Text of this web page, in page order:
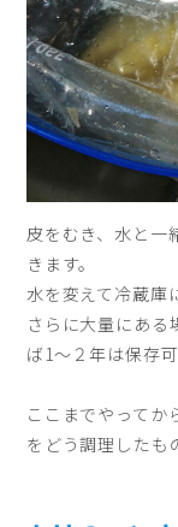
皮をむき、水と一
きます。
水を変えて冷蔵庫
さらに大量にある
ば1〜２年は保存可
ここまでやってか
をどう調理したも